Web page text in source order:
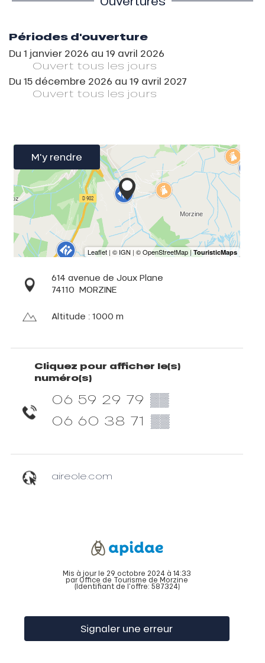
Périodes d'ouverture
Du 1 janvier 2026 au 19 avril 2026
Ouvert tous les jours
Du 15 décembre 2026 au 19 avril 2027
Ouvert tous les jours
M'y rendre
614 avenue de Joux Plane
74110 MORZINE
Altitude : 1000 m
Cliquez pour afficher le(s)
numéro(s)
06 59 29 79 ▒▒
06 60 38 71 ▒▒
aireole.com
Mis à jour le 29 octobre 2024 à 14:33
par Office de Tourisme de Morzine
(Identifiant de l'offre: 587324)
Signaler une erreur